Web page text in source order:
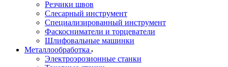
Резчики швов
Слесарный инструмент
Специализированный инструмент
Фаскосниматели и торцеватели
Шлифовальные машинки
Металлообработка
Электроэрозионные станки